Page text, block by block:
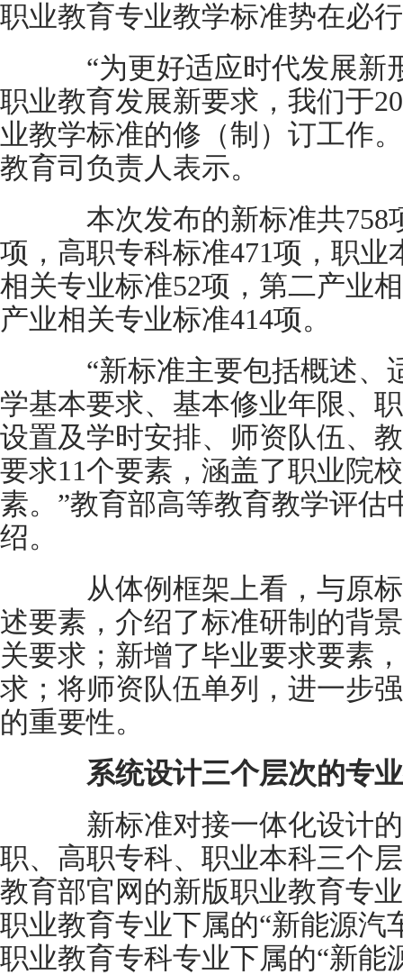
职业教育专业教学标准势在必
“为更好适应时代发展新
职业教育发展新要求，我们于
业教学标准的修（制）订工作
教育司负责人表示。
本次发布的新标准共758
项，高职专科标准471项，职业
相关专业标准52项，第二产业
产业相关专业标准414项。
“新标准主要包括概述、
学基本要求、基本修业年限、
设置及学时安排、师资队伍、
要求11个要素，涵盖了职业院
素。”教育部高等教育教学评估
绍。
从体例框架上看，与原标
述要素，介绍了标准研制的背
关要求；新增了毕业要求要素
求；将师资队伍单列，进一步
的重要性。
系统设计三个层次的专
新标准对接一体化设计的
职、高职专科、职业本科三个
教育部官网的新版职业教育专
职业教育专业下属的“新能源汽
职业教育专科专业下属的“新能